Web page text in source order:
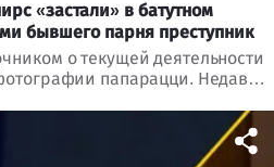
«застали» в батутном
бывшего парня преступник
о текущей деятельности
папарацци. Недавно
ее предполагаемого